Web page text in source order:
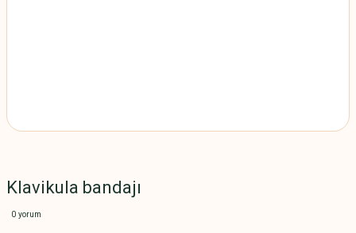
Klavikula bandajı
0 yorum